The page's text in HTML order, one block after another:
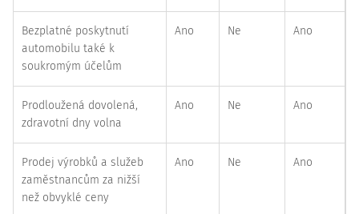
Bezplatné poskytnutí
automobilu také k
soukromým účelům
Ano Ne Ano
Prodloužená dovolená,
zdravotní dny volna
Ano Ne Ano
Prodej výrobků a služeb
zaměstnancům za nižší
než obvyklé ceny
Ano Ne Ano